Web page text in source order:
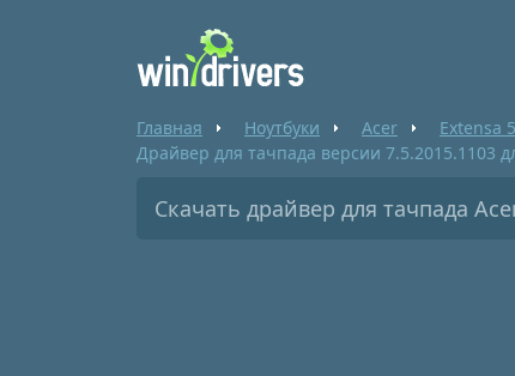
Главная Ноутбуки Acer
Extensa
Драйвер для тачпада версии 7.5.2015.1103
Скачать драйвер для тачпада